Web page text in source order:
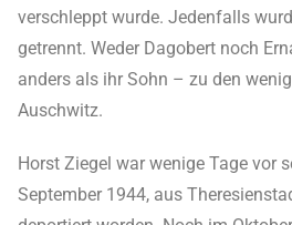
verschleppt wurde. Jedenfalls
getrennt. Weder Dagobert noch
anders als ihr Sohn – zu den
Auschwitz.
Horst Ziegel war wenige Tage vor
September 1944, aus